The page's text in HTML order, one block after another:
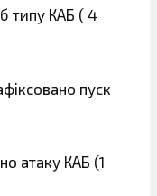
типу КАБ ( 4
пуск
атаку КАБ (1